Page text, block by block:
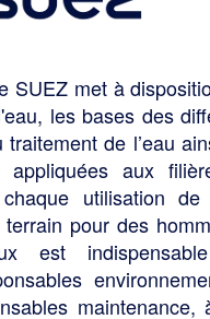
SUEZ met à
les bases des
de l’eau
appliquées aux
utilisation de
pour des
est
maintenance,